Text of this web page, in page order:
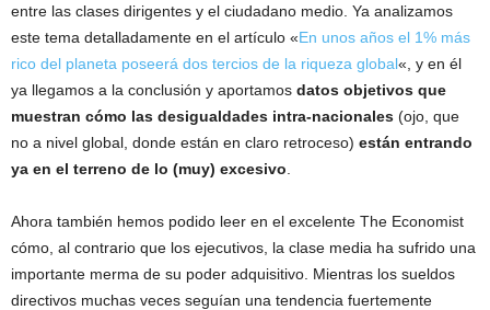
entre las clases dirigentes y el ciudadano medio. Ya analizamos
este tema detalladamente en el artículo «En unos años el 1% más
rico del planeta poseerá dos tercios de la riqueza global«, y en él
ya llegamos a la conclusión y aportamos datos objetivos que
muestran cómo las desigualdades intra-nacionales (ojo, que
no a nivel global, donde están en claro retroceso) están entrando
ya en el terreno de lo (muy) excesivo
Ahora también hemos podido leer en el excelente The Economist
cómo, al contrario que los ejecutivos, la clase media ha sufrido una
importante merma de su poder adquisitivo. Mientras los sueldos
directivos muchas veces seguían una tendencia fuertemente